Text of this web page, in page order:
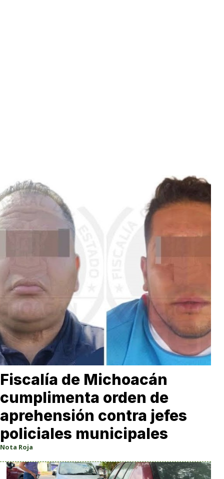
Fiscalía de Michoacán
cumplimenta orden de
aprehensión contra jefes
policiales municipales
Nota Roja